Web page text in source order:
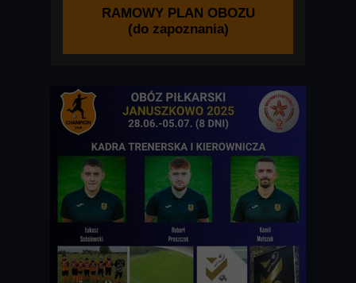
RAMOWY PLAN OBOZU
(do zapoznania)